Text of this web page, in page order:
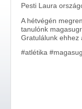
Pesti Laura
A hétvégén
tanulónk
Gratulálunk ehhez
#atlétika